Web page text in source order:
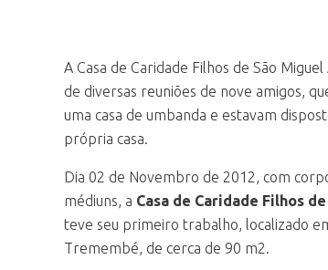
A Casa de Caridade Filhos de São
de diversas reuniões de nove amigos,
uma casa de umbanda e estavam
própria casa.
Dia 02 de Novembro de 2012, com
médiuns, a Casa de Caridade Filhos
teve seu primeiro trabalho, localizado
Tremembé, de cerca de 90 m2.